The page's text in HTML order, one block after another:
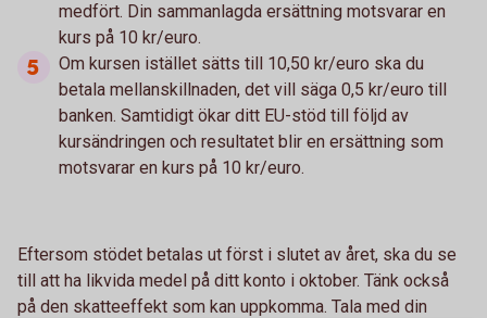
medfört. Din sammanlagda ersättning motsvarar en
kurs på 10 kr/euro.
Om kursen istället sätts till 10,50 kr/euro ska du
betala mellanskillnaden, det vill säga 0,5 kr/euro till
banken. Samtidigt ökar ditt EU-stöd till följd av
kursändringen och resultatet blir en ersättning som
motsvarar en kurs på 10 kr/euro.
Eftersom stödet betalas ut först i slutet av året, ska du se
till att ha likvida medel på ditt konto i oktober. Tänk också
på den skatteeffekt som kan uppkomma. Tala med din